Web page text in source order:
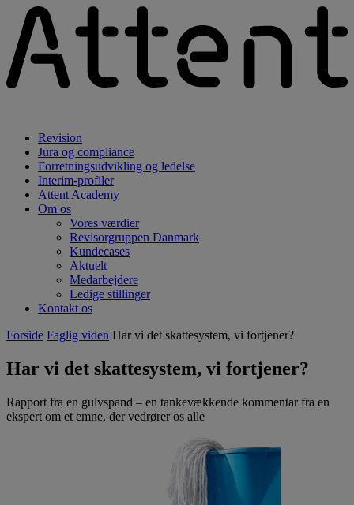
Revision
Jura og compliance
Forretningsudvikling og ledelse
Interim-profiler
Attent Academy
Om os
Vores værdier
Revisorgruppen Danmark
Kundecases
Aktuelt
Medarbejdere
Ledige stillinger
Kontakt os
Forside Faglig viden Har vi det skattesystem, vi fortjener?
Har vi det skattesystem, vi fortjener?
Rapport fra en gulvspand – en tankevækkende kommentar fra en
ekspert om et emne, der vedrører os alle